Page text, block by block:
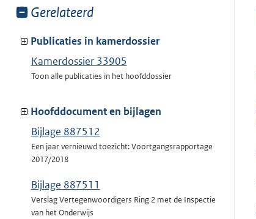
Toon
van:
Gerelateerd
Publicaties in kamerdossier
Kamerdossier 33905
Toon alle publicaties in het hoofddossier
Hoofddocument en bijlagen
Bijlage 887512
Een jaar vernieuwd toezicht: Voortgangsrapportage
2017/2018
Bijlage 887511
Verslag Vertegenwoordigers Ring 2 met de Inspectie
van het Onderwijs